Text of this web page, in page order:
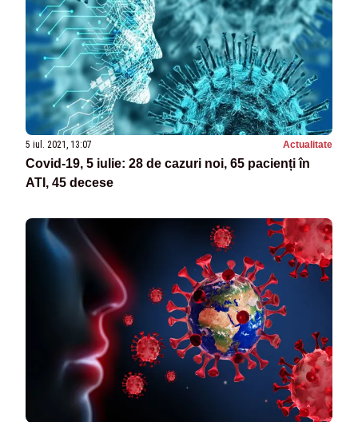
5 iul. 2021, 13:07 Actualitate
Covid-19, 5 iulie: 28 de cazuri noi, 65 pacienți în
ATI, 45 decese